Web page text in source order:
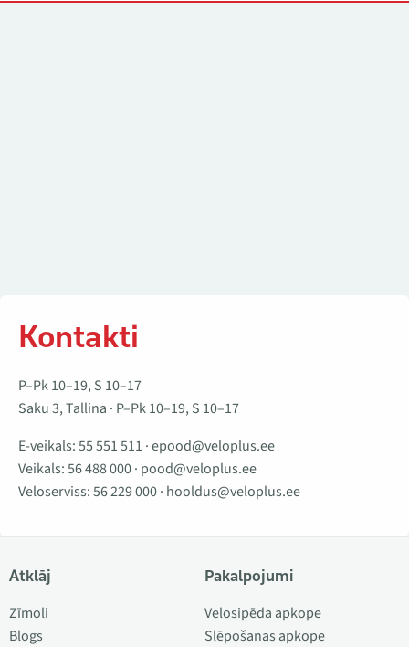
Kontakti
P–Pk 10–19, S 10–17
Saku 3, Tallina · P–Pk 10–19, S 10–17
E-veikals:55 551 511 ·epood@veloplus.ee
Veikals:56 488 000· pood@veloplus.ee
Veloserviss:56 229 000· hooldus@veloplus.ee
Atklāj
Zīmoli
Blogs
Pakalpojumi
Velosipēda apkope
Slēpošanas apkope